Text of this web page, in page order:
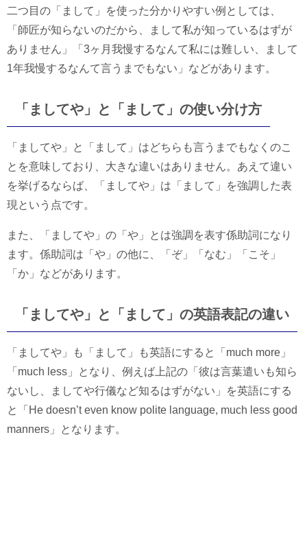
二つ目の「まして」を使った分かりやすい例としては、
「師匠が知らないのだから、まして私が知っているはずが
ありません」「3ヶ月我慢するなんて私には難しい、まして
1年我慢するなんて言うまでもない」などがあります。
「ましてや」と「まして」の使い分け方
「ましてや」と「まして」はどちらも言うまでもなくのこ
とを意味しており、大きな違いはありません。あえて違い
を挙げるならば、「ましてや」は「まして」を強調した表
現という点です。
また、「ましてや」の「や」とは強調を表す係助詞になり
ます。係助詞は「や」の他に、「ぞ」「なむ」「こそ」
「か」などがあります。
「ましてや」と「まして」の英語表記の違い
「ましてや」も「まして」も英語にすると「much more」
「much less」となり、例えば上記の「彼は言葉遣いも知ら
ないし、ましてや行儀など知るはずがない」を英語にする
と「He doesn’t even know polite language, much less good
manners」となります。